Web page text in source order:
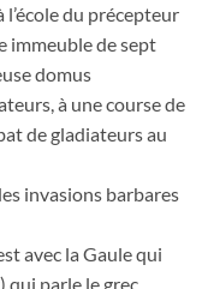
du précepteur
immeuble de sept
domus
à une course de
de gladiateurs au
invasions barbares
avec la Gaule qui
qui parle le grec.